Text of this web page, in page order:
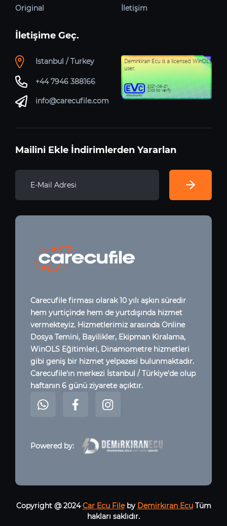
Original
İletişim
İletişime Geç.
Istanbul / Turkey
+44 7946 388166
info@carecufile.com
Mailini Ekle İndirimlerden Yararlan
Carecufile firması olarak 10 yılı aşkın süredir
hem yurtiçinde hem de yurtdışında hizmet
vermekteyiz. Hizmetlerimiz arasında Online
Dosya Temini, Bayilikler, Ekipman Kiralama,
WinOLS Eğitimleri, Dinamometre hizmetleri
gibi geniş bir hizmet yelpazesi bulunmaktadır.
Carecufile'ın merkezi İstanbul / Türkiye'de olup
haftanın 6 günü ziyarete açıktır.
Powered by:
Copyright @ 2024Car Ecu Fileby Demirkıran EcuTüm
hakları saklıdır.